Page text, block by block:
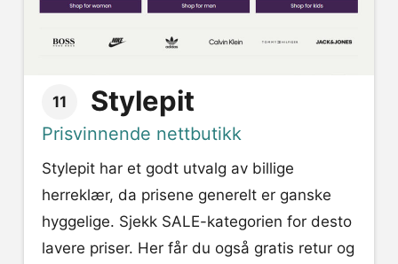
11 Stylepit
Prisvinnende nettbutikk
Stylepit har et godt utvalg av billige
herreklær, da prisene generelt er ganske
hyggelige. Sjekk SALE-kategorien for desto
lavere priser. Her får du også gratis retur og